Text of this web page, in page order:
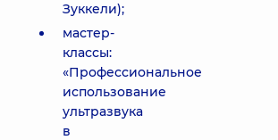
Зуккели);
мастер-
классы:
«Профессиональное
использование
ультразвука
в